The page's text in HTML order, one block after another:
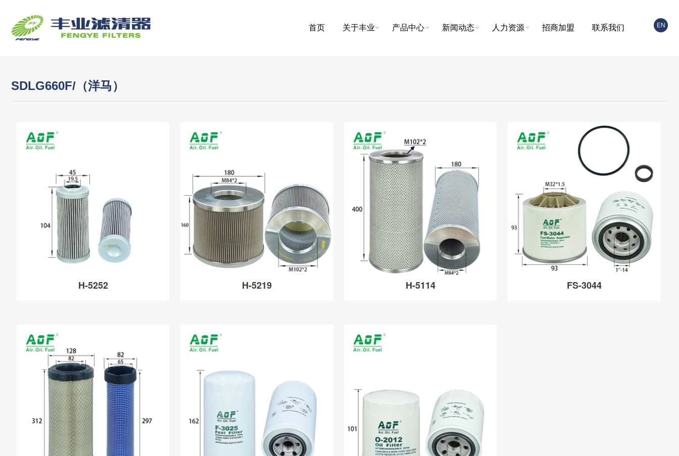
EN
首页 关于丰业 产品中心 新闻动态 人力资源 招商加盟 联系我们
SDLG660F/（洋马）
H-5252 H-5219 H-5114 FS-3044